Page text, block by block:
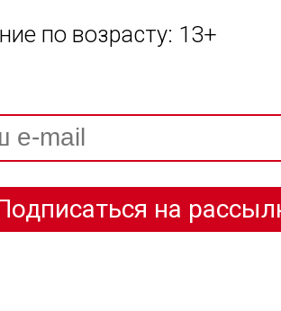
по возрасту: 13+